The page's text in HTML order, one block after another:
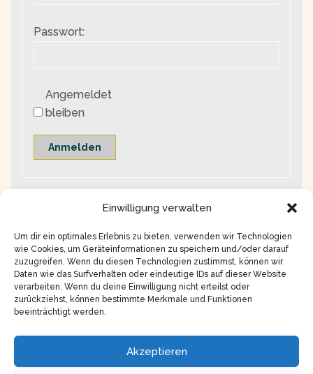
Einwilligung verwalten
Um dir ein optimales Erlebnis zu bieten, verwenden wir Technologien
wie Cookies, um Geräteinformationen zu speichern und/oder darauf
zuzugreifen. Wenn du diesen Technologien zustimmst, können wir
Daten wie das Surfverhalten oder eindeutige IDs auf dieser Website
verarbeiten. Wenn du deine Einwilligung nicht erteilst oder
zurückziehst, können bestimmte Merkmale und Funktionen
beeinträchtigt werden.
Akzeptieren
Passwort:
Angemeldet
bleiben
Anmelden
Impressum
Datenschutz